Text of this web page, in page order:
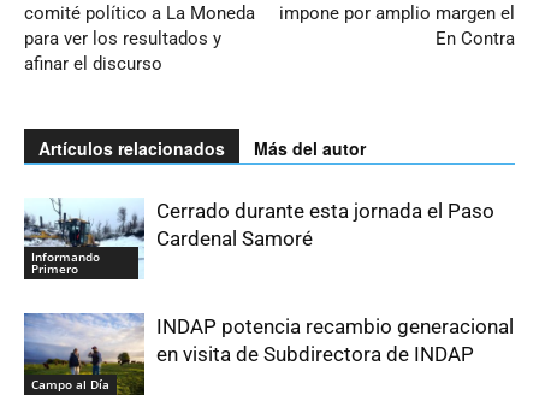
comité político a La Moneda
para ver los resultados y
afinar el discurso
impone por amplio margen el
En Contra
Artículos relacionados Más del autor
Informando
Primero
Cerrado durante esta jornada el Paso
Cardenal Samoré
Campo al Día
INDAP potencia recambio generacional
en visita de Subdirectora de INDAP